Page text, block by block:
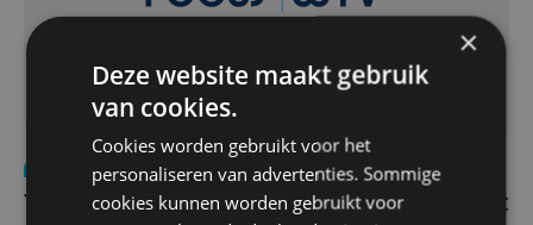
Justitie vr 29 september 2017
Twee werf- en fietsdieven bij de kraag gevat
×
Deze website maakt gebruik
van cookies.
Cookies worden gebruikt voor het
personaliseren van advertenties. Sommige
cookies kunnen worden gebruikt voor